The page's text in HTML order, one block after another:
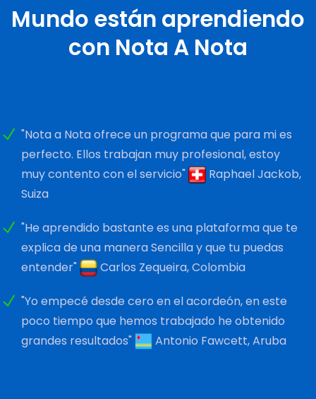
Mundo están aprendiendo
con Nota A Nota
"Nota a Nota ofrece un programa que para mi es
perfecto. Ellos trabajan muy profesional, estoy
muy contento con el servicio"
Raphael Jackob,
Suiza
"He aprendido bastante es una plataforma que te
explica de una manera Sencilla y que tu puedas
entender"
Carlos Zequeira, Colombia
"Yo empecé desde cero en el acordeón, en este
poco tiempo que hemos trabajado he obtenido
grandes resultados"
Antonio Fawcett, Aruba